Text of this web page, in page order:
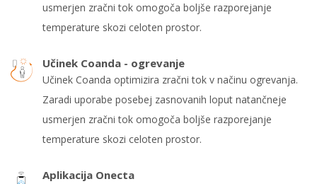
usmerjen zračni tok omogoča boljše razporejanje
temperature skozi celoten prostor.
Učinek Coanda - ogrevanje
Učinek Coanda optimizira zračni tok v načinu ogrevanja.
Zaradi uporabe posebej zasnovanih loput natančneje
usmerjen zračni tok omogoča boljše razporejanje
temperature skozi celoten prostor.
Aplikacija Onecta